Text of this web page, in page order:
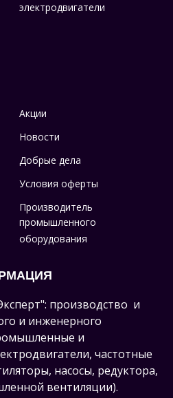
электродвигатели
Акции
Новости
Добрые дела
Условия оферты
Производитель
промышленного
оборудования
производство и
и инженерного
и
частотные
насосы, редуктора,
вентиляции).